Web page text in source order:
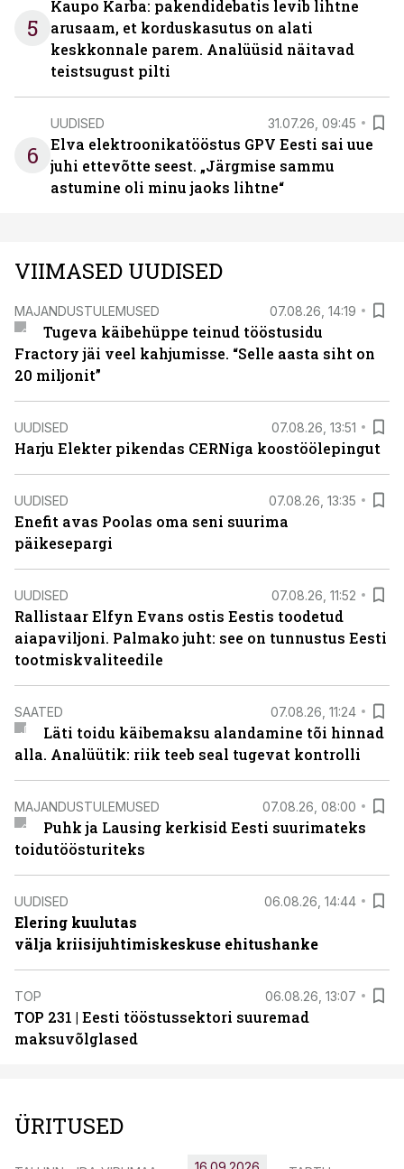
5
Kaupo Karba: pakendidebatis levib lihtne
arusaam, et korduskasutus on alati
keskkonnale parem. Analüüsid näitavad
teistsugust pilti
6
UUDISED 31.07.26, 09:45
Elva elektroonikatööstus GPV Eesti sai uue
juhi ettevõtte seest. „Järgmise sammu
astumine oli minu jaoks lihtne“
VIIMASED UUDISED
MAJANDUSTULEMUSED 07.08.26, 14:19
Tugeva käibehüppe teinud tööstusidu
Fractory jäi veel kahjumisse. “Selle aasta siht on
20 miljonit”
UUDISED 07.08.26, 13:51
Harju Elekter pikendas CERNiga koostöölepingut
UUDISED 07.08.26, 13:35
Enefit avas Poolas oma seni suurima
päikesepargi
UUDISED 07.08.26, 11:52
Rallistaar Elfyn Evans ostis Eestis toodetud
aiapaviljoni. Palmako juht: see on tunnustus Eesti
tootmiskvaliteedile
SAATED 07.08.26, 11:24
Läti toidu käibemaksu alandamine tõi hinnad
alla. Analüütik: riik teeb seal tugevat kontrolli
MAJANDUSTULEMUSED 07.08.26, 08:00
Puhk ja Lausing kerkisid Eesti suurimateks
toidutöösturiteks
UUDISED 06.08.26, 14:44
Elering kuulutas
välja kriisijuhtimiskeskuse ehitushanke
TOP 06.08.26, 13:07
TOP 231 | Eesti tööstussektori suuremad
maksuvõlglased
ÜRITUSED